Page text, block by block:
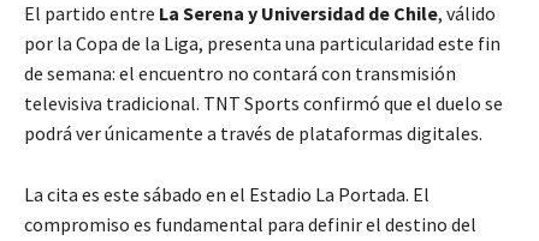
El partido entre La Serena y Universidad de Chile, válido
por la Copa de la Liga, presenta una particularidad este fin
de semana: el encuentro no contará con transmisión
televisiva tradicional. TNT Sports confirmó que el duelo se
podrá ver únicamente a través de plataformas digitales.
La cita es este sábado en el Estadio La Portada. El
compromiso es fundamental para definir el destino del